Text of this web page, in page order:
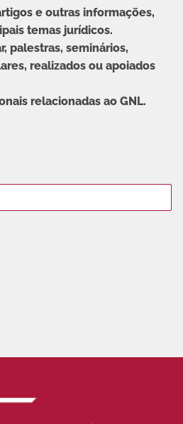
e outras informações,
temas jurídicos.
palestras, seminários,
realizados ou apoiados
relacionadas ao GNL.